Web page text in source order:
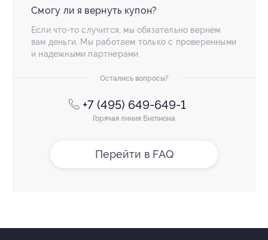
Смогу ли я вернуть купон?
Если что-то случится, мы обязательно вернем
вам деньги. Мы работаем только с проверенными
и надежными партнерами
Остались вопросы?
+7 (495) 649-649-1
Горячая линия Биглиона
Перейти в FAQ